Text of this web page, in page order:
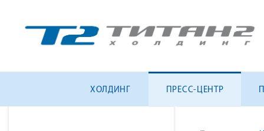
ХОЛДИНГ ПРЕСС-ЦЕНТР